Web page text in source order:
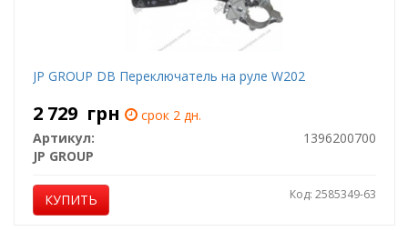
JP GROUP DB Переключатель на руле W202
2 729 грн
срок 2 дн.
Артикул:
1396200700
JP GROUP
КУПИТЬ Код: 2585349-63